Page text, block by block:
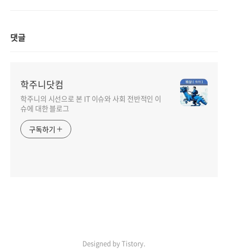
댓글
학주니닷컴
학주니의 시선으로 본 IT 이슈와 사회 전반적인 이
슈에 대한 블로그
구독하기
Designed by Tistory.